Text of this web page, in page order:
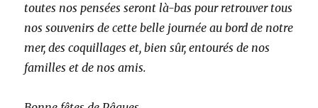
toutes nos pensées seront là-bas pour retrouver tous
nos souvenirs de cette belle journée au bord de notre
mer, des coquillages et, bien sûr, entourés de nos
familles et de nos amis.